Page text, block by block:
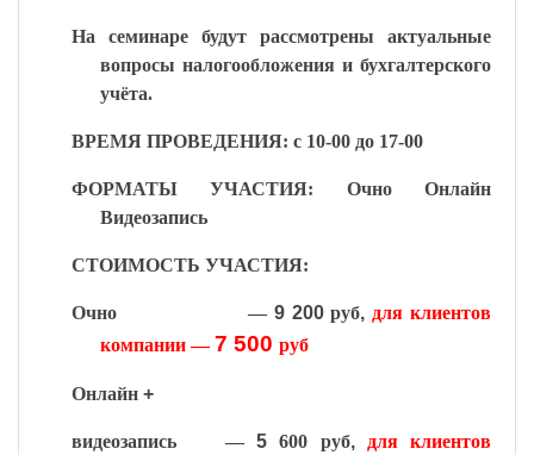
На семинаре будут рассмотрены актуальные
вопросы налогообложения и бухгалтерского
учёта.
ВРЕМЯ ПРОВЕДЕНИЯ: c 10-00 до 17-00
ФОРМАТЫ УЧАСТИЯ: Очно Онлайн
Видеозапись
СТОИМОСТЬ УЧАСТИЯ:
Очно — 9 200руб, для клиентов
компании —7 500 руб
Онлайн +
видеозапись —5 600 руб, для клиентов